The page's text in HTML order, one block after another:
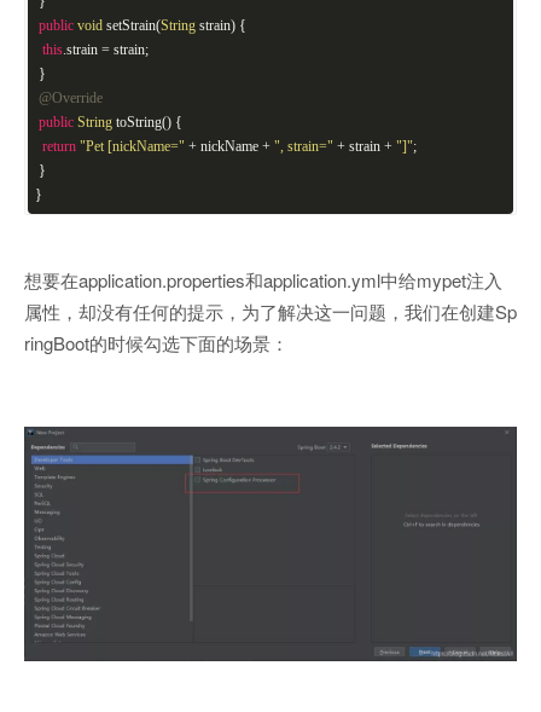
public voidsetStrain(Stringstrain) {
this.strain = strain;
}
@Override
public StringtoString() {
return "Pet [nickName=" + nickName + ", strain=" + strain + "]";
}
}
想要在application.properties和application.yml中给mypet注入
属性，却没有任何的提示，为了解决这一问题，我们在创建Sp
ringBoot的时候勾选下面的场景：